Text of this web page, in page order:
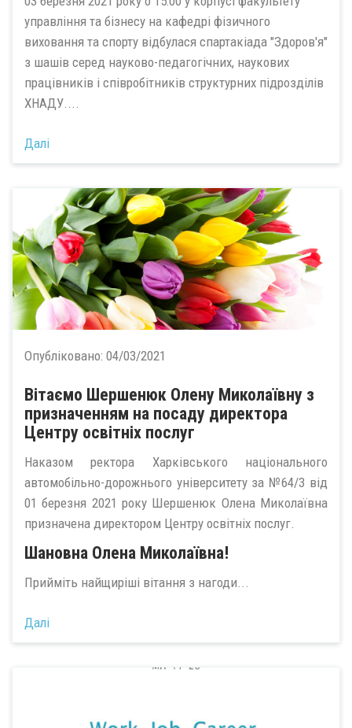
управління та бізнесу на кафедрі фізичного
виховання та спорту відбулася спартакіада "Здоров'я"
з шашів серед науково-педагогічних, наукових
працівників і співробітників структурних підрозділів
ХНАДУ....
Далі
Опубліковано: 04/03/2021
Вітаємо Шершенюк Олену Миколаївну з
призначенням на посаду директора
Центру освітніх послуг
Наказом ректора Харківського національного
автомобільно-дорожнього університету за №64/3 від
01 березня 2021 року Шершенюк Олена Миколаївна
призначена директором Центру освітніх послуг.
Шановна Олена Миколаївна!
Прийміть найщиріші вітання з нагоди...
Далі